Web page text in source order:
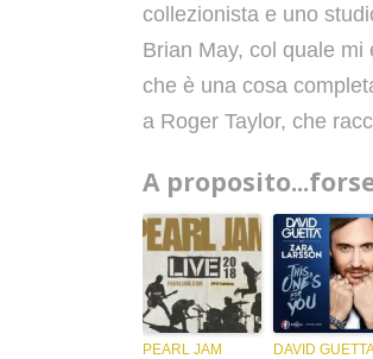
collezionista e uno
Brian May, col quale
che è una cosa
a Roger Taylor, che
A
PEARL JAM
DAVID